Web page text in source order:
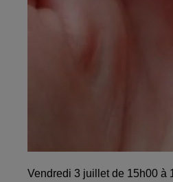
Vendredi 3 juillet de 15h00 à